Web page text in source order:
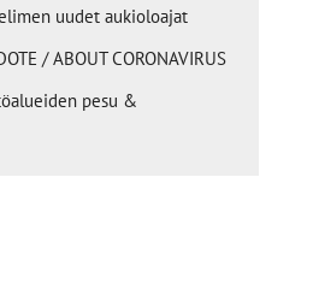
uudet aukioloajat
/ ABOUT CORONAVIRUS
pesu &